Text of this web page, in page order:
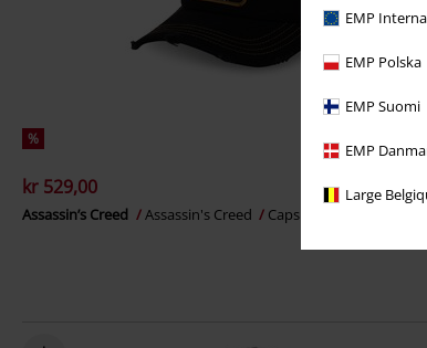
EMP
EMP Polska
EMP Suomi
EMP
Large
%
kr 529,00
Assassin’s Creed Assassin's Creed Caps